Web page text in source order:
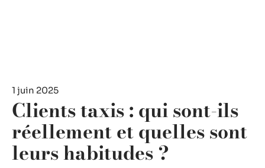
1 juin 2025
Clients taxis : qui sont-ils
réellement et quelles sont
leurs habitudes ?